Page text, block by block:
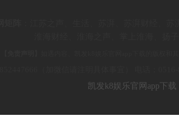
凯发k8娱乐官网app下载